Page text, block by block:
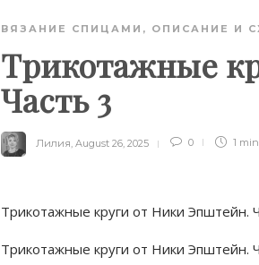
ВЯЗАНИЕ СПИЦАМИ , ОПИСАНИЕ И
Трикотажные
Часть 3
Лилия August 26, 2025 0 1 min
Трикотажные круги от Ники Эпштейн.
Трикотажные круги от Ники Эпштейн.